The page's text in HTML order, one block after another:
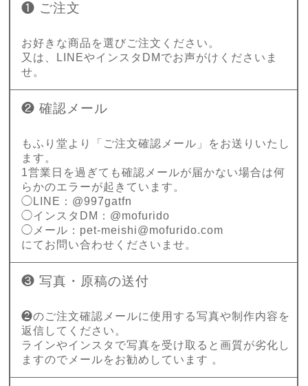
❶ ご注文
お好きな商品を選びご注文ください。
又は、LINEやインスタDMでお声がけくださいま
せ。
❷ 確認メール
もふり堂より「ご注文確認メール」をお送りいたし
ます。
1営業日を過ぎても確認メールが届かない場合は何
らかのエラーが起きています。
◯LINE：@997gatfn
◯インスタDM：@mofurido
◯メール： pet-meishi@mofurido.com
にてお問い合わせくださいませ。
❸ 写真・原稿の送付
❷のご注文確認メールに使用する写真や制作内容を
返信してください。
ラインやインスタで写真を受け取ると画質が劣化し
ますのでメールをお勧めしています 。